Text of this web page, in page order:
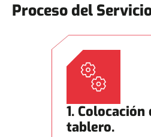
Proceso del
1. Colocación
tablero.